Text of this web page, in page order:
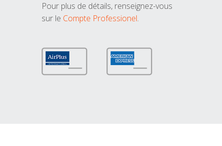
Pour plus de détails, renseignez-vous
sur le Compte Professionel.